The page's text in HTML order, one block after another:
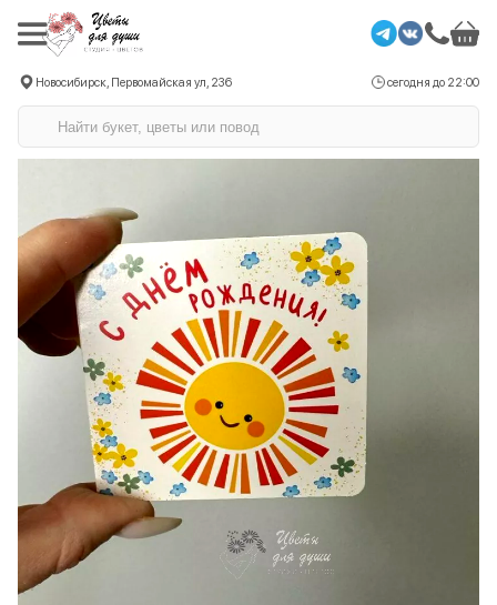
Новосибирск, Первомайская ул, 236 сегодня до 22:00